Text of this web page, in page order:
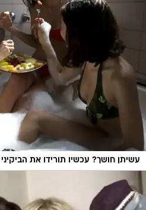
עשיתן חושך? עכשיו תורידו את הביקיני